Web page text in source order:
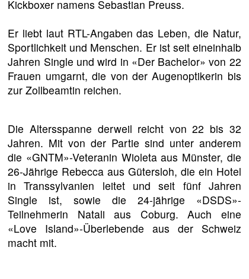
Kickboxer namens Sebastian Preuss.
Er liebt laut RTL-Angaben das Leben, die Natur,
Sportlichkeit und Menschen. Er ist seit eineinhalb
Jahren Single und wird in «Der Bachelor» von 22
Frauen umgarnt, die von der Augenoptikerin bis
zur Zollbeamtin reichen.
Die Altersspanne derweil reicht von 22 bis 32
Jahren. Mit von der Partie sind unter anderem
die «GNTM»-Veteranin Wioleta aus Münster, die
26-Jährige Rebecca aus Gütersloh, die ein Hotel
in Transsylvanien leitet und seit fünf Jahren
Single ist, sowie die 24-jährige «DSDS»-
Teilnehmerin Natali aus Coburg. Auch eine
«Love Island»-Überlebende aus der Schweiz
macht mit.